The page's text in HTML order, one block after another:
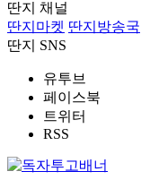
딴지 채널
딴지마켓 딴지방송국
딴지 SNS
유투브
페이스북
트위터
RSS